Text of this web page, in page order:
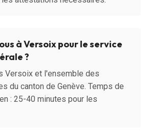
à Versoix pour le service
?
Versoix et l'ensemble des
du canton de Genève. Temps de
: 25-40 minutes pour les